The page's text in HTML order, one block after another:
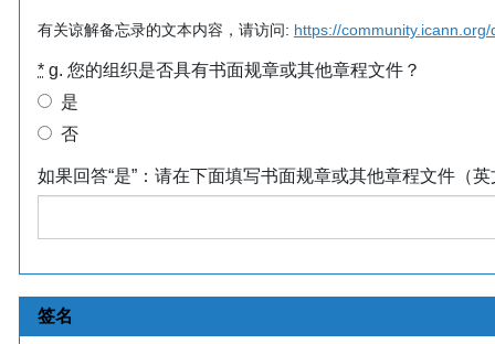
有关谅解备忘录的文本内容，请访问: https://
* g. 您的组织是否具有书面规章或其他章程文件？
是
否
如果回答“是”：请在下面填写书面规章或其他章程文件（
签名